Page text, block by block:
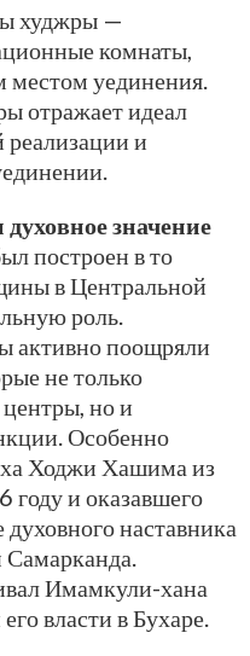
худжры —
комнаты,
местом уединения.
отражает идеал
и
значение
построен в то
в Центральной
роль.
активно поощряли
не только
но и
Особенно
Ходжи Хашима из
и оказавшего
наставника
Имамкули-хана
власти в Бухаре.